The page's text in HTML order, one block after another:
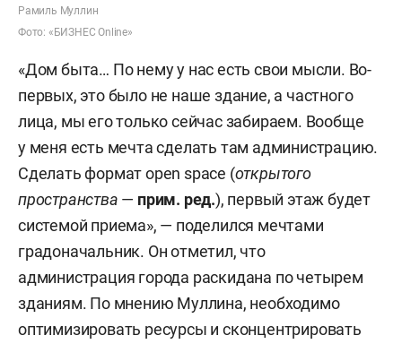
Рамиль Муллин
Фото: «БИЗНЕС Online»
«Дом быта… По нему у нас есть свои мысли. Во-
первых, это было не наше здание, а частного
лица, мы его только сейчас забираем. Вообще
у меня есть мечта сделать там администрацию.
Сделать формат open space (открытого
пространства — прим. ред.), первый этаж будет
системой приема», — поделился мечтами
градоначальник. Он отметил, что
администрация города раскидана по четырем
зданиям. По мнению Муллина, необходимо
оптимизировать ресурсы и сконцентрировать